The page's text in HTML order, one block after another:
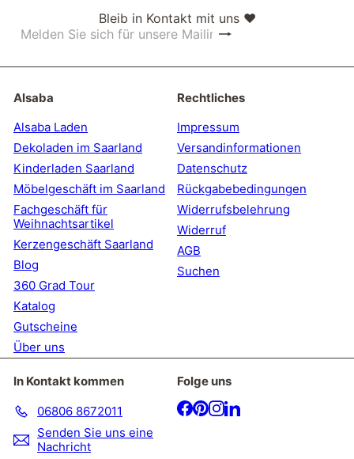
Bleib in Kontakt mit uns ❤
Abonnieren
Melden
unsere
Mailingliste
an
Alsaba
Alsaba Laden
Dekoladen im Saarland
Kinderladen Saarland
Möbelgeschäft im Saarland
Fachgeschäft für
Weihnachtsartikel
Kerzengeschäft Saarland
Blog
360 Grad Tour
Katalog
Gutscheine
Über uns
Rechtliches
Impressum
Versandinformationen
Datenschutz
Rückgabebedingungen
Widerrufsbelehrung
Widerruf
AGB
Suchen
In Kontakt kommen
06806 8672011
Senden Sie uns eine
Nachricht
Folge uns
Facebook
Pinterest
Instagram
LinkedIn